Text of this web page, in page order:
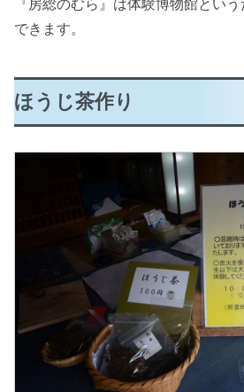
『房総のむら』は体験博物館とい
できます。
ほうじ茶作り